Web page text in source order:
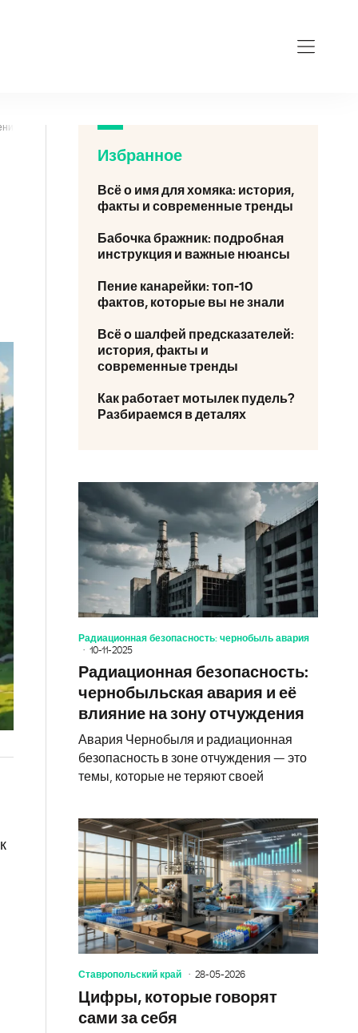
рыбалки
Избранное
Всё о имя для хомяка: история,
факты и современные тренды
Бабочка бражник: подробная
инструкция и важные нюансы
Пение канарейки: топ-10
фактов, которые вы не знали
Всё о шалфей предсказателей:
история, факты и
современные тренды
Как работает мотылек пудель?
Разбираемся в деталях
Радиационная безопасность: чернобыль авария
10-11-2025
Радиационная безопасность:
чернобыльская авария и её
влияние на зону отчуждения
Авария Чернобыля и радиационная
безопасность в зоне отчуждения — это
темы, которые не теряют своей
Ставропольский край 28-05-2026
Цифры, которые говорят
сами за себя